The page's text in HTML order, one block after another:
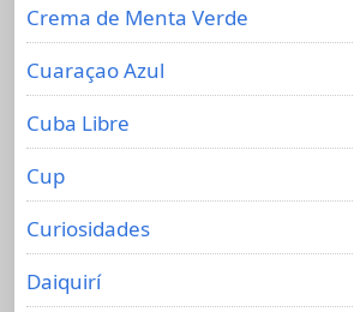
Crema de Menta Verde
Cuaraçao Azul
Cuba Libre
Cup
Curiosidades
Daiquirí